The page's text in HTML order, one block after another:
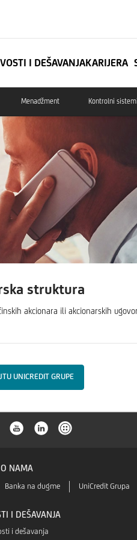
I DEŠAVANJAKARIJERA
Menadžment Kontrolni
struktura
akcionara ili akcionarskih
UNICREDIT GRUPE
O NAMA
Banka na dugme UniCredit Grupa
I DEŠAVANJA
i dešavanja